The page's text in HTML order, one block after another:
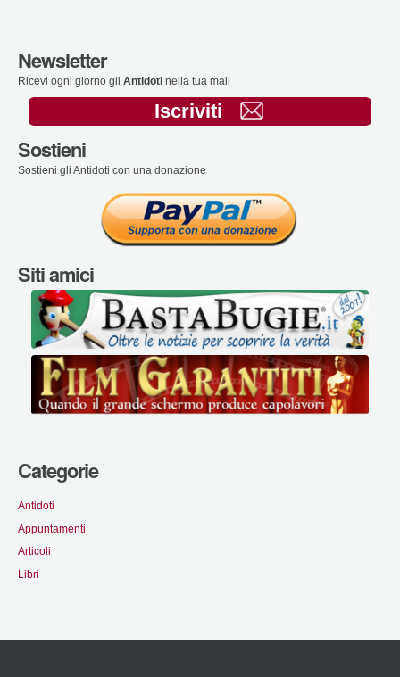
Newsletter
Ricevi ogni giorno gli Antidoti nella tua mail
Iscriviti
Sostieni
Sostieni gli Antidoti con una donazione
Siti amici
Categorie
Antidoti
Appuntamenti
Articoli
Libri